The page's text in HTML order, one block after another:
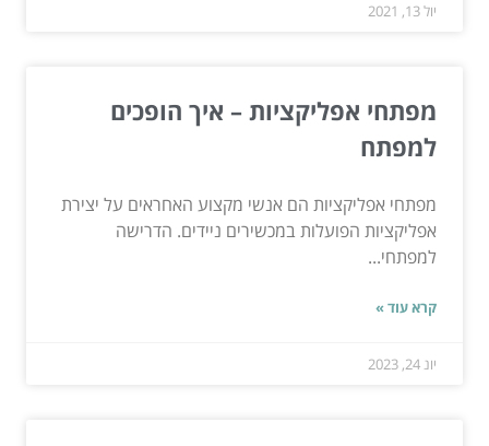
יול 13, 2021
מפתחי אפליקציות – איך הופכים
למפתח
מפתחי אפליקציות הם אנשי מקצוע האחראים על יצירת
אפליקציות הפועלות במכשירים ניידים. הדרישה
למפתחי...
קרא עוד »
יונ 24, 2023